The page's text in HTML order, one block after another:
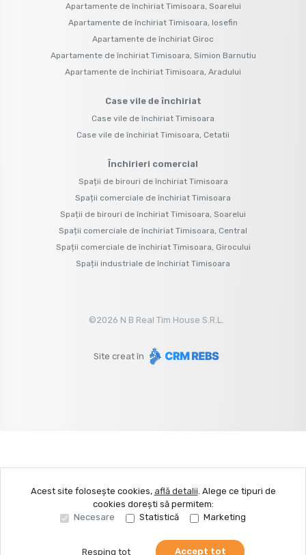
Apartamente de închiriat Timisoara, Soarelui
Apartamente de închiriat Timisoara, Iosefin
Apartamente de închiriat Giroc
Apartamente de închiriat Timisoara, Simion Barnutiu
Apartamente de închiriat Timisoara, Aradului
Case vile de închiriat
Case vile de închiriat Timisoara
Case vile de închiriat Timisoara, Cetatii
Închirieri comercial
Spații de birouri de închiriat Timisoara
Spații comerciale de închiriat Timisoara
Spații de birouri de închiriat Timisoara, Soarelui
Spații comerciale de închiriat Timisoara, Central
Spații comerciale de închiriat Timisoara, Girocului
Spații industriale de închiriat Timisoara
©2026 N B Real Tim House S.R.L.
Site creat în
Acest site folosește cookies, află detalii. Alege ce tipuri de
cookies dorești să permitem:
Necesare
Statistică Marketing
Resping tot Accept tot